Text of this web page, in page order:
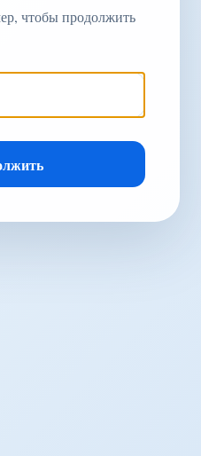
чтобы продолжить